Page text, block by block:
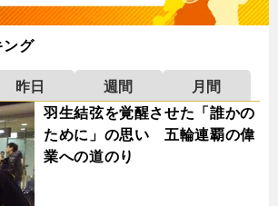
ング
昨日 週間
月間
羽生結弦を覚醒させた「誰かの
ために」の思い 五輪連覇の偉
業への道のり